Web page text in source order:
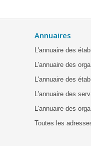
Annuaires
L'annuaire des
L'annuaire des
L'annuaire des
L'annuaire des
L'annuaire des
Toutes les